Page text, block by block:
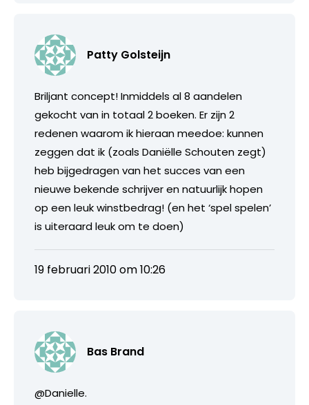
Patty Golsteijn
Briljant concept! Inmiddels al 8 aandelen
gekocht van in totaal 2 boeken. Er zijn 2
redenen waarom ik hieraan meedoe: kunnen
zeggen dat ik (zoals Daniëlle Schouten zegt)
heb bijgedragen van het succes van een
nieuwe bekende schrijver en natuurlijk hopen
op een leuk winstbedrag! (en het ‘spel spelen’
is uiteraard leuk om te doen)
19 februari 2010 om 10:26
Bas Brand
@Danielle.